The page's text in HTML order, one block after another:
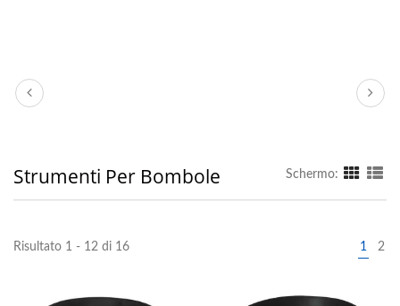
Strumenti Per Bombole Schermo:
Risultato 1 - 12 di 16 1 2